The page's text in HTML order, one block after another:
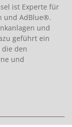
ist Experte für
und AdBlue®.
und
geführt ein
die den
und